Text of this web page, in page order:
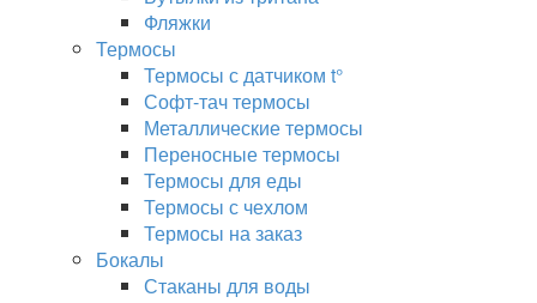
Фляжки
Термосы
Термосы с датчиком t°
Софт-тач термосы
Металлические термосы
Переносные термосы
Термосы для еды
Термосы с чехлом
Термосы на заказ
Бокалы
Стаканы для воды